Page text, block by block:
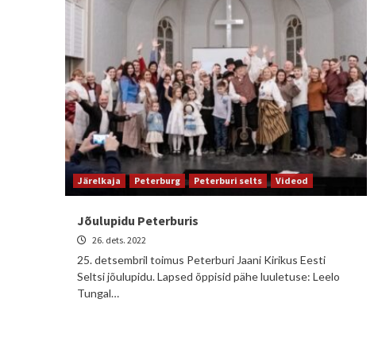
Järelkaja Peterburg Peterburi selts Videod
Jõulupidu Peterburis
26. dets. 2022
25. detsembril toimus Peterburi Jaani Kirikus Eesti
Seltsi jõulupidu. Lapsed õppisid pähe luuletuse: Leelo
Tungal…